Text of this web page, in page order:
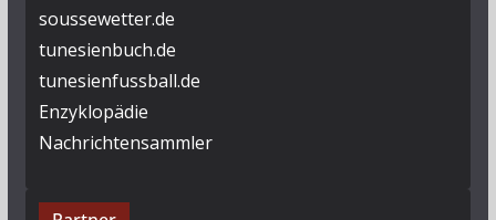
soussewetter.de
tunesienbuch.de
tunesienfussball.de
Enzyklopädie
Nachrichtensammler